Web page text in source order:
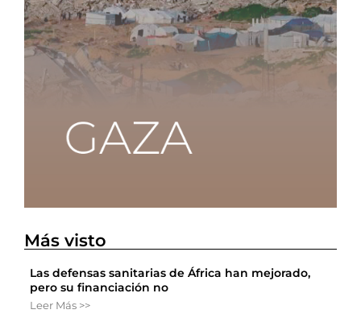
Más visto
Las defensas sanitarias de África han mejorado,
pero su financiación no
Leer Más >>